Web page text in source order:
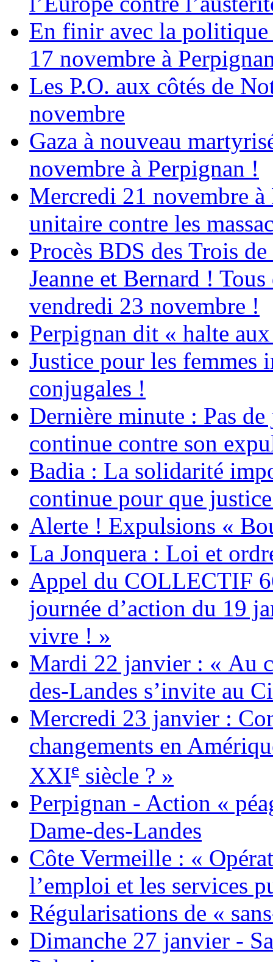
En finir avec la politique
17 novembre à
Les P.O. aux côtés de
novembre
Gaza à nouveau
novembre à Perpignan !
Mercredi 21 novembre à
unitaire contre les
Procès BDS des Trois
Jeanne et Bernard !
vendredi 23 novembre !
Perpignan dit « halte
Justice pour les femmes
conjugales !
Dernière minute : Pas
continue contre son
Badia : La solidarité
continue pour que
Alerte ! Expulsions «
La Jonquera : Loi et
Appel du COLLECTIF
journée d’action du 19
vivre ! »
Mardi 22 janvier : « Au
des-Landes s’invite au
Mercredi 23 janvier :
changements en
XXIe siècle ? »
Perpignan - Action «
Dame-des-Landes
Côte Vermeille : «
l’emploi et les services
Régularisations de «
Dimanche 27 janvier -